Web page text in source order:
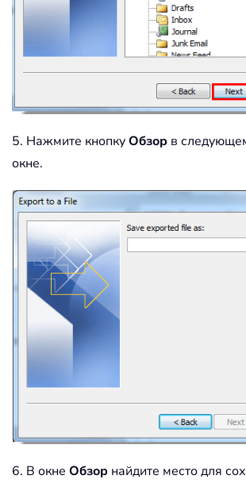
5. Нажмите кнопкуОбзор в
окне.
6. В окне Обзор найдите место для